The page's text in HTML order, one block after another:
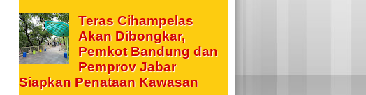
Teras Cihampelas
Akan Dibongkar,
Pemkot Bandung dan
Pemprov Jabar
Siapkan Penataan Kawasan